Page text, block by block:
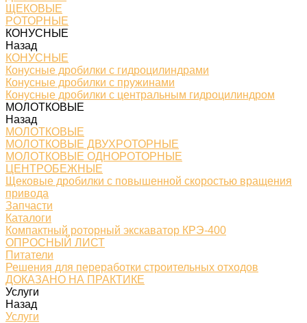
ЩЕКОВЫЕ
РОТОРНЫЕ
КОНУСНЫЕ
Назад
КОНУСНЫЕ
Конусные дробилки с гидроцилиндрами
Конусные дробилки с пружинами
Конусные дробилки с центральным гидроцилиндром
МОЛОТКОВЫЕ
Назад
МОЛОТКОВЫЕ
МОЛОТКОВЫЕ ДВУХРОТОРНЫЕ
МОЛОТКОВЫЕ ОДНОРОТОРНЫЕ
ЦЕНТРОБЕЖНЫЕ
Щековые дробилки с повышенной скоростью вращения
привода
Запчасти
Каталоги
Компактный роторный экскаватор КРЭ-400
ОПРОСНЫЙ ЛИСТ
Питатели
Решения для переработки строительных отходов
ДОКАЗАНО НА ПРАКТИКЕ
Услуги
Назад
Услуги